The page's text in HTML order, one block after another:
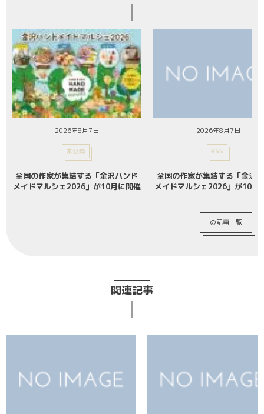
2026年8月7日
未分類
全国の作家が集結する「金沢ハンド
メイドマルシェ2026」が10月に開催
2026年8月7日
RSS
全国の作家が集結する「金沢
メイドマルシェ2026」が10月
の記事一覧
関連記事